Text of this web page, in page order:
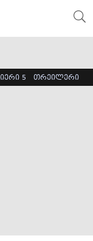
5 თრეილერი